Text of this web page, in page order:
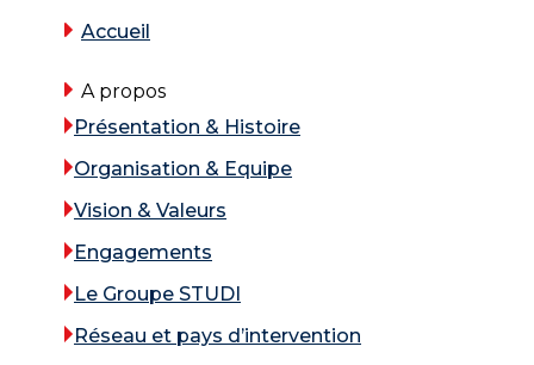
Accueil
A propos
Présentation & Histoire
Organisation & Equipe
Vision & Valeurs
Engagements
Le Groupe STUDI
Réseau et pays d’intervention